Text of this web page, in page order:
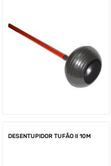
DESENTUPIDOR TUFÃO II 10M